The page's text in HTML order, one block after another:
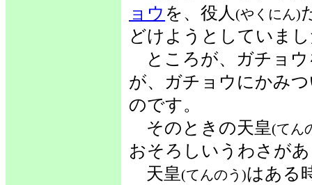
ョウ を、役人 (やくにん)
どけようとしていま
ところが、ガチョウ
が、ガチョウにかみ
のです。
そのときの天皇(てん
おそろしいうわさが
天皇(てんのう)はある